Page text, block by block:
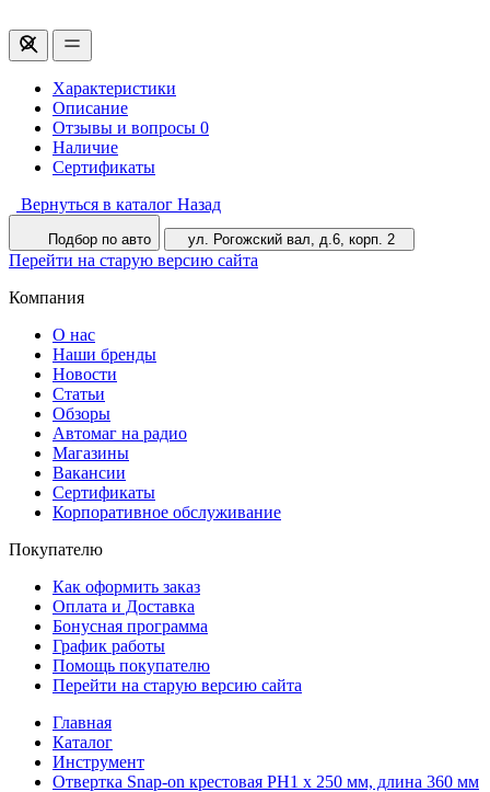
Характеристики
Описание
Отзывы и вопросы 0
Наличие
Сертификаты
Вернуться в каталог Назад
Подбор по авто ул. Рогожский вал, д.6, корп. 2
Перейти на старую версию сайта
Компания
О нас
Наши бренды
Новости
Статьи
Обзоры
Автомаг на радио
Магазины
Вакансии
Сертификаты
Корпоративное обслуживание
Покупателю
Как оформить заказ
Оплата и Доставка
Бонусная программа
График работы
Помощь покупателю
Перейти на старую версию сайта
Главная
Каталог
Инструмент
Отвертка Snap-on крестовая PH1 х 250 мм, длина 360 мм